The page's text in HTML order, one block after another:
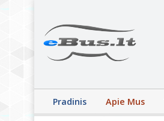
Pradinis Apie Mus